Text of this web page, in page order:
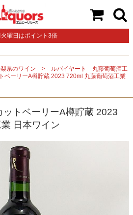
曜日はポイント3倍
県のワイン
ルバイヤート 丸藤葡萄酒工
ベーリーA樽貯蔵 2023 720ml 丸藤葡萄酒工業
ットベーリーA樽貯蔵 2023
日本ワイン